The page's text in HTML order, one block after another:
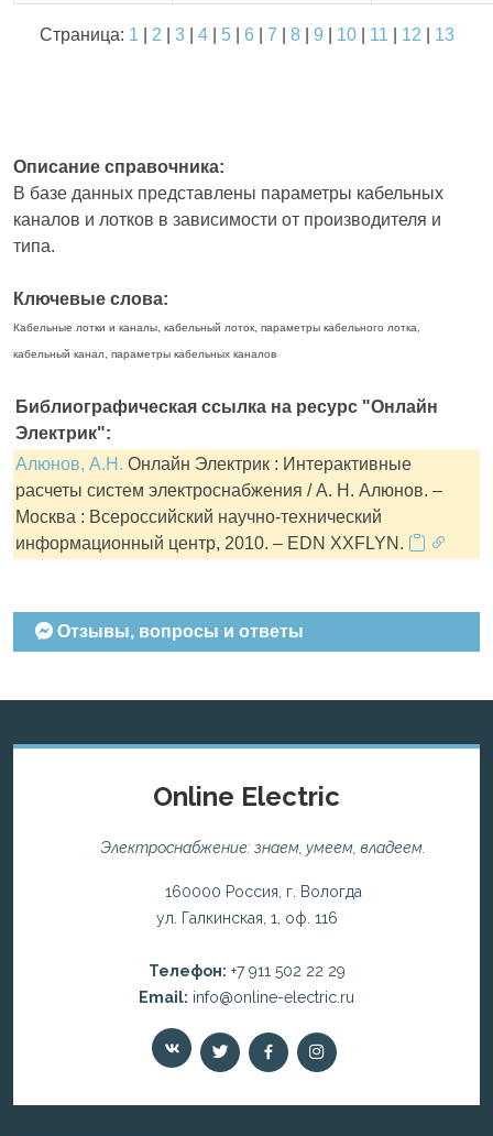
Страница: 1 2 3| 4| 5| 6 7 8| 9 10| 11 12 13
Описание справочника:
В базе данных представлены параметры кабельных
каналов и лотков в зависимости от производителя и
типа.
Ключевые слова:
Кабельные лотки и каналы, кабельный лоток, параметры кабельного лотка,
кабельный канал, параметры кабельных каналов
Библиографическая ссылка на ресурс "Онлайн
Электрик":
Алюнов, А.Н. Онлайн Электрик : Интерактивные
расчеты систем электроснабжения / А. Н. Алюнов. –
Москва : Всероссийский научно-технический
информационный центр, 2010. – EDN XXFLYN.
Отзывы, вопросы и ответы
Online Electric
Электроснабжение: знаем, умеем, владеем.
160000 Россия, г. Вологда
ул. Галкинская, 1, оф. 116
Телефон: +7 911 502 22 29
Email: info@online-electric.ru